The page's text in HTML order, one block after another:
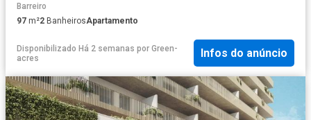
Barreiro
97 m²2 BanheirosApartamento
Disponibilizado Há 2 semanas por Green-
acres
Infos do anúncio